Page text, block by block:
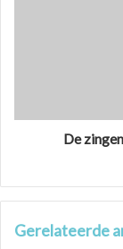
De
Gerelateerde